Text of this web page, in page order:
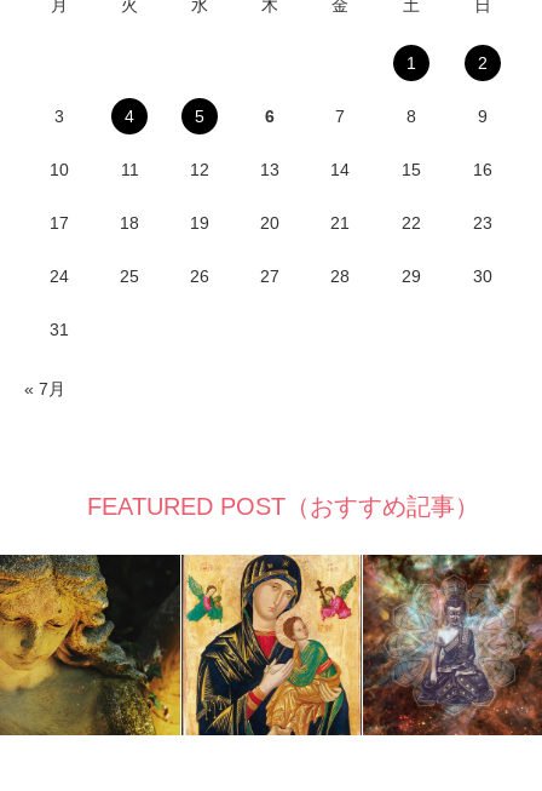
月 火 水 木 金 土 日
1 2
3 4 5 6 7 8 9
10 11 12 13 14 15 16
17 18 19 20 21 22 23
24 25 26 27 28 29 30
31
« 7月
FEATURED POST（おすすめ記事）